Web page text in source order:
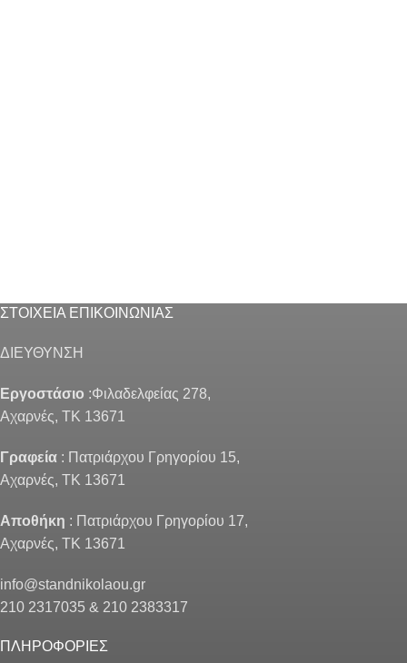
ΣΤΟΙΧΕΙΑ ΕΠΙΚΟΙΝΩΝΙΑΣ
ΔΙΕΥΘΥΝΣΗ
Εργοστάσιο :Φιλαδελφείας 278,
Αχαρνές, ΤΚ 13671
Γραφεία : Πατριάρχου Γρηγορίου 15,
Αχαρνές, ΤΚ 13671
Αποθήκη : Πατριάρχου Γρηγορίου 17,
Αχαρνές, ΤΚ 13671
info@standnikolaou.gr
210 2317035 & 210 2383317
ΠΛΗΡΟΦΟΡΙΕΣ